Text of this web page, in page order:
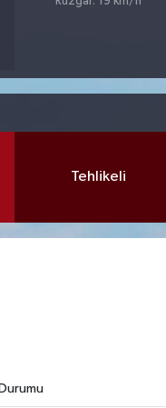
Tehlikeli